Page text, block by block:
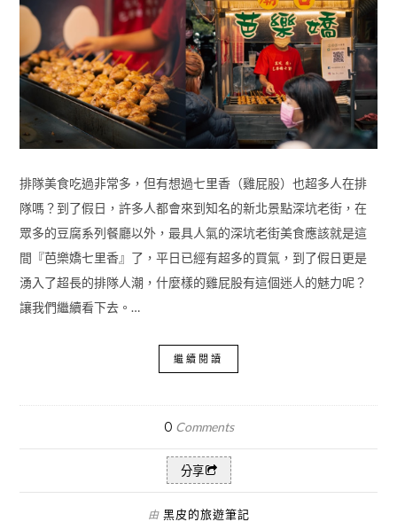
排隊美食吃過非常多，但有想過七里香（雞屁股）也超多人在排
隊嗎？到了假日，許多人都會來到知名的新北景點深坑老街，在
眾多的豆腐系列餐廳以外，最具人氣的深坑老街美食應該就是這
間『芭樂嬌七里香』了，平日已經有超多的買氣，到了假日更是
湧入了超長的排隊人潮，什麼樣的雞屁股有這個迷人的魅力呢？
讓我們繼續看下去。…
繼續閱讀
0 Comments
分享
由 黑皮的旅遊筆記